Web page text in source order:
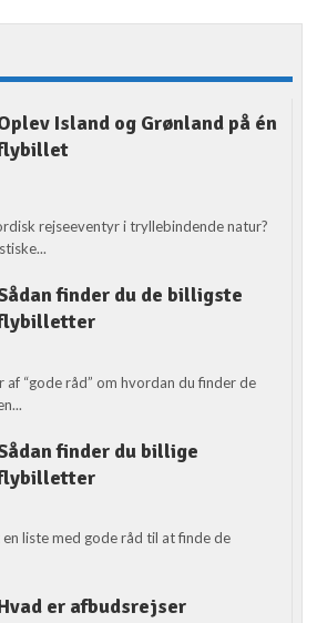
Island og Grønland på én
rejseeventyr i tryllebindende natur?
finder du de billigste
“gode råd” om hvordan du finder de
finder du billige
liste med gode råd til at finde de
er afbudsrejser